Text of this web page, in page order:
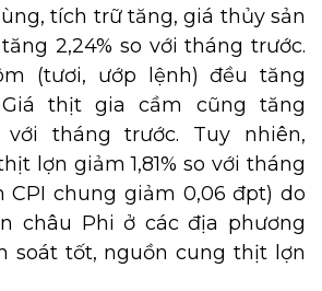
tích trữ tăng, giá thủy sản
2,24% so với tháng trước.
(tươi, ướp lệnh) đều tăng
thịt gia cầm cũng tăng
với tháng trước. Tuy nhiên,
lợn giảm 1,81% so với tháng
CPI chung giảm 0,06 đpt) do
châu Phi ở các địa phương
soát tốt, nguồn cung thịt lợn